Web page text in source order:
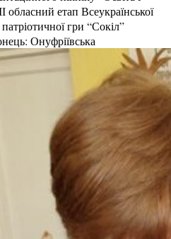
обласний етап Всеукраїнської
гри “Сокіл”
Онуфріївська